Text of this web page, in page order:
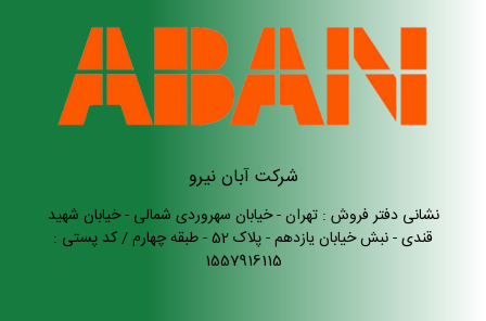
شرکت آبان نیرو
نشانی دفتر فروش : تهران - خیابان سهروردی شمالی - خیابان شهید
قندی - نبش خیابان یازدهم - پلاک 52 - طبقه چهارم / کد پستی :
1557916115